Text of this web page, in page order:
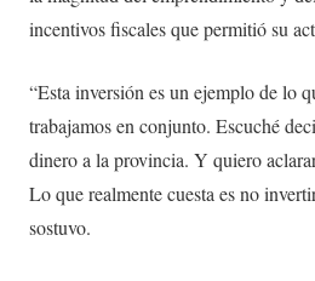
incentivos fiscales que permitió su
“Esta inversión es un ejemplo de lo
trabajamos en conjunto. Escuché
dinero a la provincia. Y quiero
Lo que realmente cuesta es no
sostuvo.